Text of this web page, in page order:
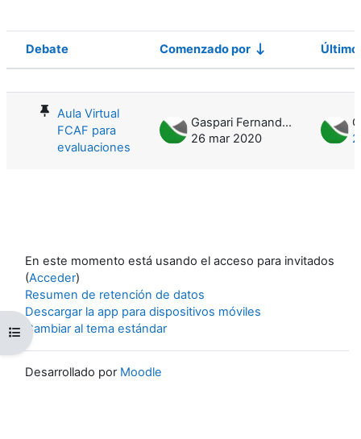
Abrir índice del curso
Estado
Debate Comenzado por Último
Aula Virtual
FCAF para
evaluaciones
Gaspari Fernanda Julia
26 mar 2020
En este momento está usando el acceso para invitados
(Acceder)
Resumen de retención de datos
Descargar la app para dispositivos móviles
Cambiar al tema estándar
Desarrollado por Moodle